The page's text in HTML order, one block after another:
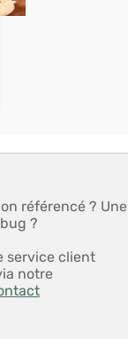
référencé ? Une
?
service client
notre